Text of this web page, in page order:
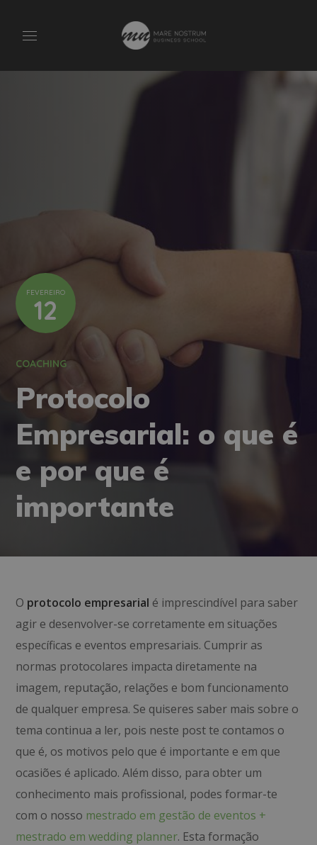
FEVEREIRO
12
COACHING
Protocolo
Empresarial: o que é
e por que é
importante
O protocolo empresarial é imprescindível para saber
agir e desenvolver-se corretamente em situações
específicas e eventos empresariais. Cumprir as
normas protocolares impacta diretamente na
imagem, reputação, relações e bom funcionamento
de qualquer empresa. Se quiseres saber mais sobre o
tema continua a ler, pois neste post te contamos o
que é, os motivos pelo que é importante e em que
ocasiões é aplicado. Além disso, para obter um
conhecimento mais profissional, podes formar-te
com o nosso mestrado em gestão de eventos +
mestrado em wedding planner. Esta formação